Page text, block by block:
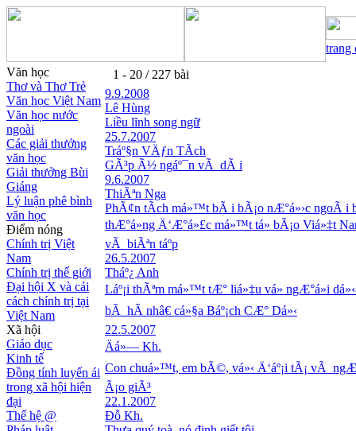
trang
Văn học
Thơ và Thơ Trẻ
Văn học Việt Nam
Văn học nước
ngoài
Các giải thưởng
văn học
Giải thưởng Bùi
Giáng
Lý luận phê bình
văn học
Điểm nóng
Chính trị Việt
Nam
Chính trị thế giới
Đại hội X và cải
cách chính trị tại
Việt Nam
Xã hội
Giáo dục
Kinh tế
Đồng tính luyến ái
trong xã hội hiện
đại
Thế hệ @
1 - 20 / 227 bài
9.9.2008
Lê Hùng
Liều lĩnh song ngữ
25.7.2007
Tráº§n VÄƒn TÃ­ch
GÃ³p Ã½ ngáº¯n vÃ dÃ i
9.6.2007
ThiÃªn Nga
PhÃ¢n tÃ­ch má»™t bÃ i bÃ¡o nÆ°á»›c ngoÃ i
thÆ°á»ng Ä‘Æ°á»£c má»™t tá» bÃ¡o Viá»‡t
vÃ biÃªn táº­p
26.5.2007
Tháº¿ Anh
Láº¡i thÃªm má»™t tÆ° liá»‡u vá» ngÆ°á»i
bÃ hÃ nhâ€ cá»§a Báº¡ch CÆ° Dá»‹
22.5.2007
Äá»— Kh.
Con chuá»™t, em bÃ©, vá»‹ Ä‘áº¡i tÃ¡ vÃ
Ã¡o giÃ³
22.1.2007
Đỗ Kh.